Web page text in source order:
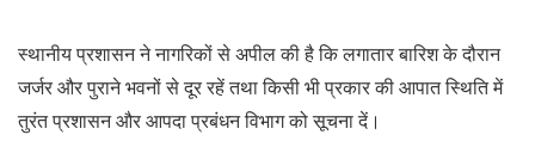
स्थानीय प्रशासन ने नागरिकों से अपील की है कि लगातार बारिश के दौरान
जर्जर और पुराने भवनों से दूर रहें तथा किसी भी प्रकार की आपात स्थिति में
तुरंत प्रशासन और आपदा प्रबंधन विभाग को सूचना दें।